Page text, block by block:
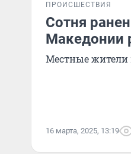
ПРОИСШЕСТВИЯ
Сотня
Македонии
Местные жители
16 марта, 2025, 13:19